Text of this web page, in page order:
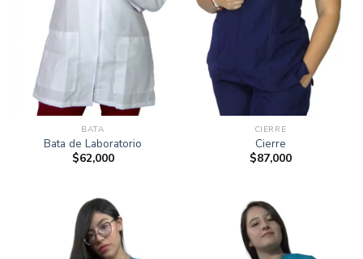
BATA
Bata de Laboratorio
$62,000
CIERRE
Cierre
$87,000